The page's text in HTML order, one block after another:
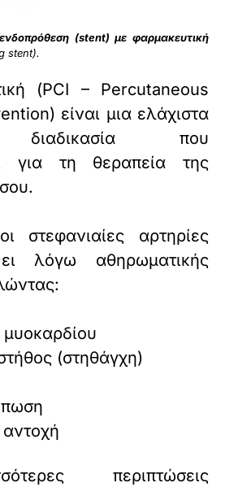
ενδοπρόθεση (stent) με φαρμακευτική
stent).
(PCI – Percutaneous
είναι μια ελάχιστα
διαδικασία που
για τη θεραπεία της
στεφανιαίες αρτηρίες
λόγω αθηρωματικής
(στηθάγχη)
περιπτώσεις